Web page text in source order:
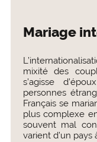
Mariage
mixité des
s’agisse
personnes
Français se
plus complexe
souvent mal
varient d’un pays